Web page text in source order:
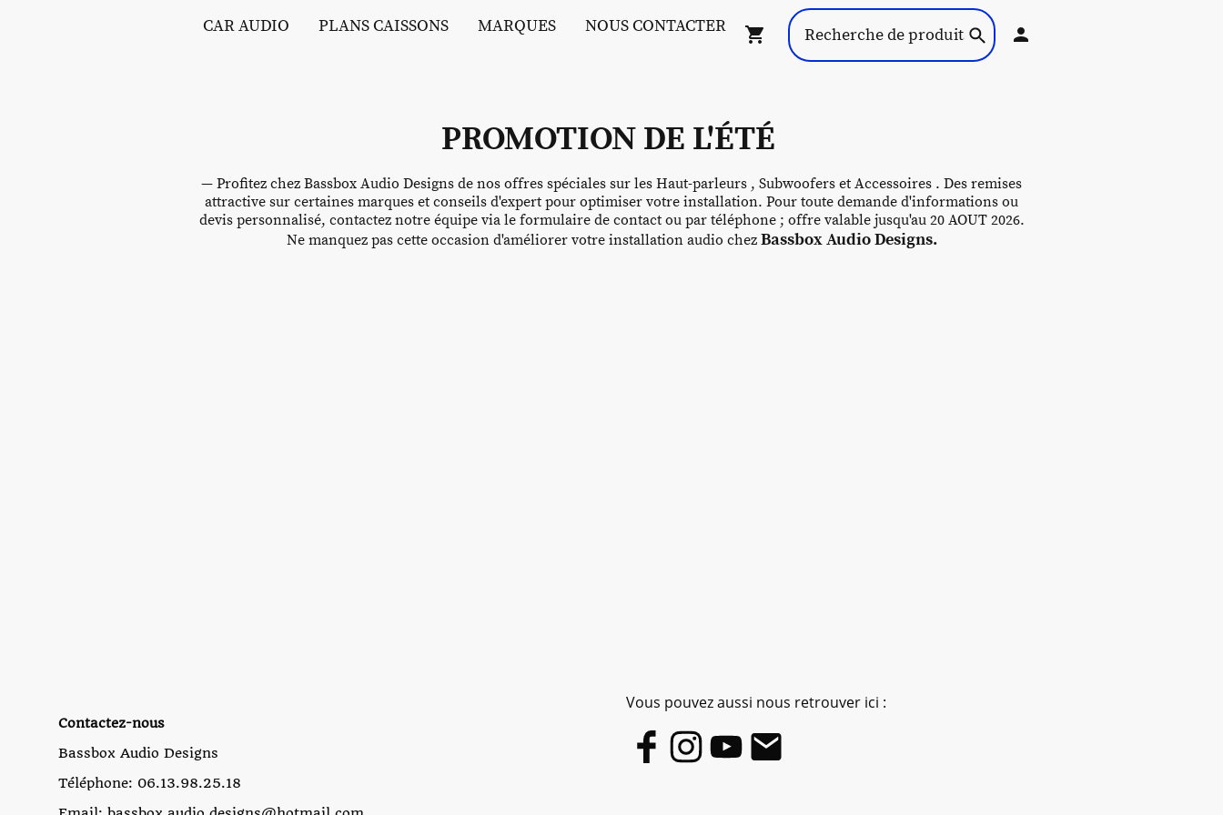
CAR AUDIO PLANS CAISSONS MARQUES NOUS CONTACTER
PROMOTION DE L'ÉTÉ
— Profitez chez Bassbox Audio Designs de nos offres spéciales sur les Haut-parleurs , Subwoofers et Accessoires . Des remises
attractive sur certaines marques et conseils d'expert pour optimiser votre installation. Pour toute demande d'informations ou
devis personnalisé, contactez notre équipe via le formulaire de contact ou par téléphone ; offre valable jusqu'au 20 AOUT 2026.
Ne manquez pas cette occasion d'améliorer votre installation audio chezBassbox Audio Designs.
Contactez-nous
Bassbox Audio Designs
Téléphone: 06.13.98.25.18
Vous pouvez aussi nous retrouver ici :